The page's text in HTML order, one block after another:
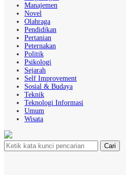
Manajemen
Novel
Olahraga
Pendidikan
Pertanian
Peternakan
Politik
Psikologi
Sejarah
Self Improvement
Sosial & Budaya
Teknik
Teknologi Informasi
Umum
Wisata
Cari